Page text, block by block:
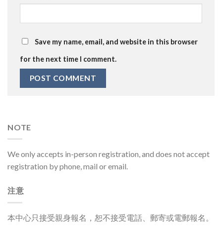
Save my name, email, and website in this browser
for the next time I comment.
NOTE
We only accepts in-person registration, and does not accept
registration by phone, mail or email.
注意
本中心只接受親身報名，恕不接受電話、郵寄或電郵報名。